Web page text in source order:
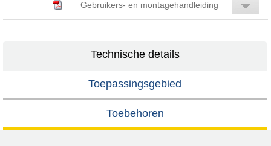
Gebruikers- en montagehandleiding
Technische details
Toepassingsgebied
Toebehoren